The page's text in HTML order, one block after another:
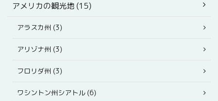
アメリカの観光地 (15)
アラスカ州 (3)
アリゾナ州 (3)
フロリダ州 (3)
ワシントン州シアトル (6)